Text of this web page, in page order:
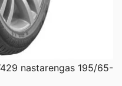
nastarengas 195/65-